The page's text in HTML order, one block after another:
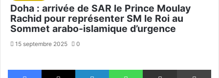
Doha : arrivée de SAR le Prince Moulay
Rachid pour représenter SM le Roi au
Sommet arabo-islamique d’urgence
15 septembre 2025 0
Facebook X Linkedin WhatsApp Partager par email